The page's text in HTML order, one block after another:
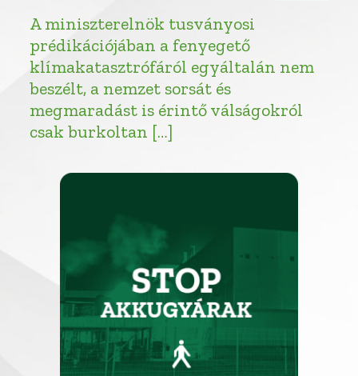
A miniszterelnök tusványosi
prédikációjában a fenyegető
klímakatasztrófáról egyáltalán nem
beszélt, a nemzet sorsát és
megmaradást is érintő válságokról
csak burkoltan […]